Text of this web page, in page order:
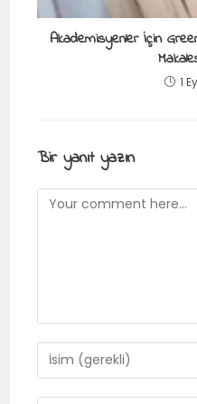
Akademisyenler İçin
1
Bir yanıt yazın